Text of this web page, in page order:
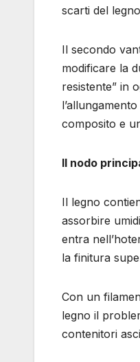
scarti del
Il secondo
modificare la
resistente” in
composito e
Il nodo
Il legno
assorbire
entra
la finitura
Con un
legno il
contenitori